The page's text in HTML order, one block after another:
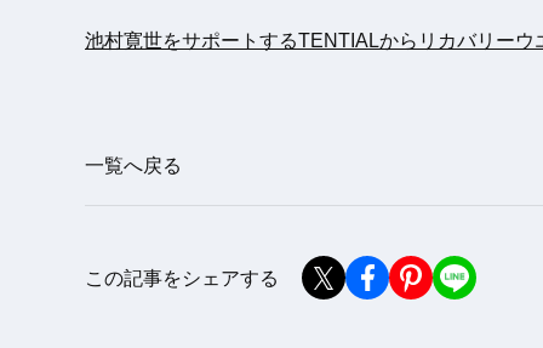
池村寛世をサポートするTENTIALからリカバリーウ
一覧へ戻る
この記事をシェアする